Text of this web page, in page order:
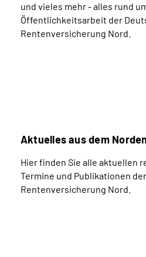
und vieles mehr - alles rund
Öffentlichkeitsarbeit der
Rentenversicherung Nord.
Aktuelles aus dem Norden
Hier finden Sie alle aktuellen
Termine und Publikationen
Rentenversicherung Nord.